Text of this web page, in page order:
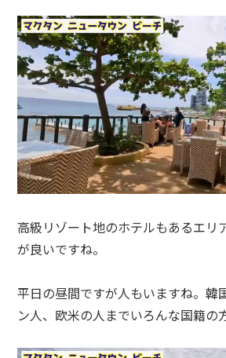
高級リゾート地のホテルもあるエリ
が良いですね。
平日の昼間ですが人もいますね。韓
ン人、欧米の人までいろんな国籍の